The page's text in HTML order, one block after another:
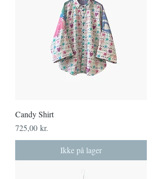
Candy Shirt
Pris
725,00 kr.
Ikke på lager